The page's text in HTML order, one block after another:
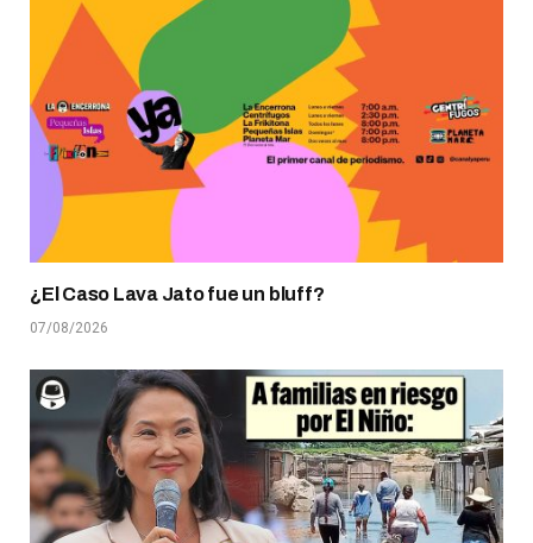
¿El Caso Lava Jato fue un bluff?
07/08/2026